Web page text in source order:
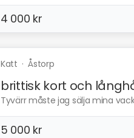
4 000 kr
Katt ·Åstorp
brittisk kort och
Tyvärr måste jag sälja mina
5 000 kr